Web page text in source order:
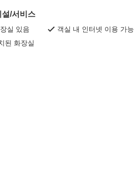
설/서비스
실 있음
객실 내 인터넷 이용 가능
된 화장실